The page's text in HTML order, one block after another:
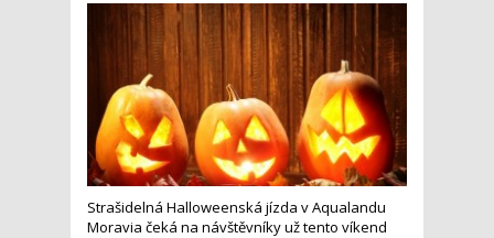
Strašidelná Halloweenská jízda v Aqualandu
Moravia čeká na návštěvníky už tento víkend